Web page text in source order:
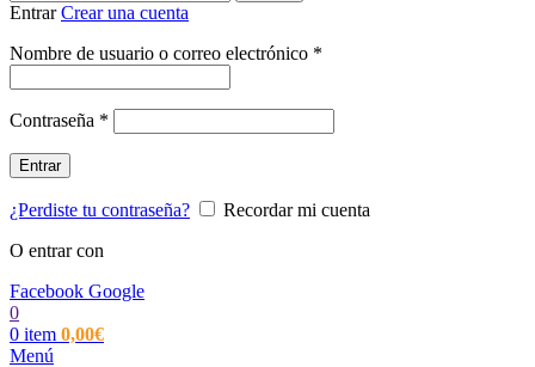
EntrarCrear una cuenta
Nombre de usuario o correo electrónico *
Contraseña *
Entrar
¿Perdiste tu contraseña?
Recordar mi cuenta
O entrar con
Facebook Google
0
0 item 0,00€
Menú